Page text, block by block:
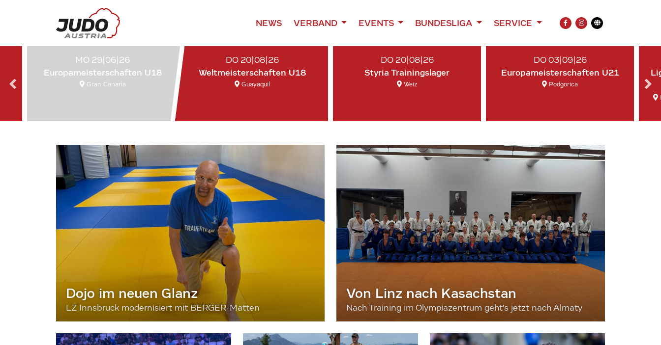
NEWS VERBAND EVENTS BUNDESLIGA SERVICE
FACEBOOK
INSTAGRAM
Übersetzung
MO 29|06|26
Europameisterschaften U18
Gran Canaria
DO 20|08|26
Weltmeisterschaften U18
Guayaquil
DO 20|08|26
Styria Trainingslager
Weiz
DO 03|09|26
Europameisterschaften U21
Podgorica
Dojo im neuen Glanz
LZ Innsbruck modernisiert mit BERGER-Matten
Von Linz nach Kasachstan
Nach Training im Olympiazentrum geht's jetzt nach Almaty